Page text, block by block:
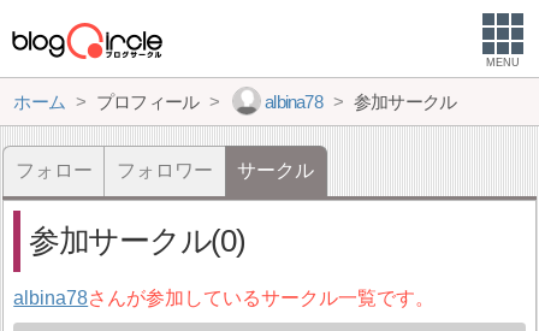
MENU
ホーム プロフィール albina78 参加サークル
フォロー フォロワー サークル
参加サークル(0)
albina78さんが参加しているサークル一覧です。